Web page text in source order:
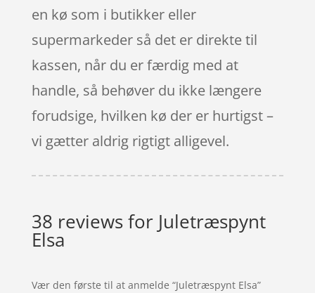
en kø som i butikker eller
supermarkeder så det er direkte til
kassen, når du er færdig med at
handle, så behøver du ikke længere
forudsige, hvilken kø der er hurtigst –
vi gætter aldrig rigtigt alligevel.
38 reviews for Juletræspynt
Elsa
Vær den første til at anmelde “Juletræspynt Elsa”